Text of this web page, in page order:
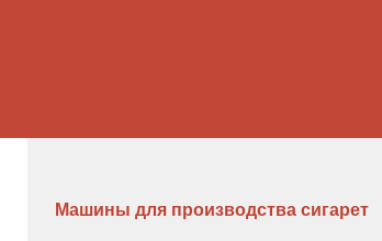
Машины для производства сигарет